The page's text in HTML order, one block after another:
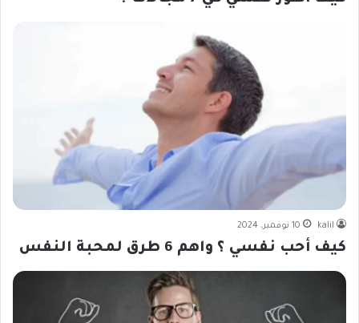
kalil 10 نوفمبر، 2024
كيف أحب نفسي ؟ واهم 6 طرق لمحبة النفس